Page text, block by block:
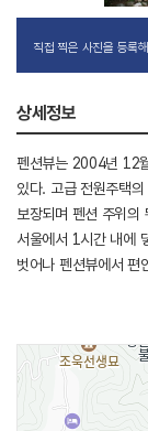
직접 찍은 사진을 등록
상세정보
펜션뷰는 2004년 12
있다. 고급 전원주택
보장되며 펜션 주위의
서울에서 1시간 내에
벗어나 펜션뷰에서 편
마련되어 있으므로
개울가에서는 계곡 낚
가능하다.